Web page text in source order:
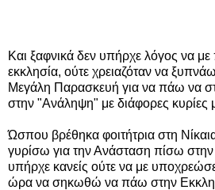
Και ξαφνικά δεν υπήρχε λόγος να με
εκκλησία, ούτε χρειαζόταν να
Μεγάλη Παρασκευή για να πάω να
στην "Ανάληψη" με διάφορες κυρίες
Ώσπου βρέθηκα φοιτήτρια στη
γυρίσω για την Ανάσταση πίσω στην
υπήρχε κανείς ούτε να με
ώρα να σηκωθώ να πάω στην